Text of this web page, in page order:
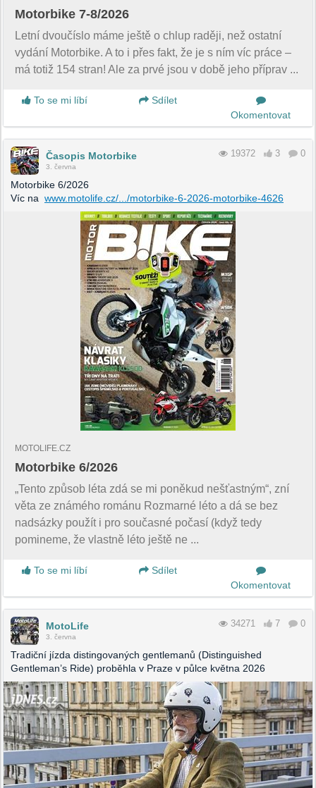
Motorbike 7-8/2026
Letní dvoučíslo máme ještě o chlup raději, než ostatní
vydání Motorbike. A to i přes fakt, že je s ním víc práce –
má totiž 154 stran! Ale za prvé jsou v době jeho příprav ...
To se mi líbí
Sdílet
Okomentovat
Časopis Motorbike
3. června
19372 3 0
Motorbike 6/2026
Víc na www.motolife.cz/.../motorbike-6-2026-motorbike-4626
MOTOLIFE.CZ
Motorbike 6/2026
„Tento způsob léta zdá se mi poněkud nešťastným“, zní
věta ze známého románu Rozmarné léto a dá se bez
nadsázky použít i pro současné počasí (když tedy
pomineme, že vlastně léto ještě ne ...
To se mi líbí
Sdílet
Okomentovat
MotoLife
3. června
34271 7 0
Tradiční jízda distingovaných gentlemanů (Distinguished
Gentleman’s Ride) proběhla v Praze v půlce května 2026